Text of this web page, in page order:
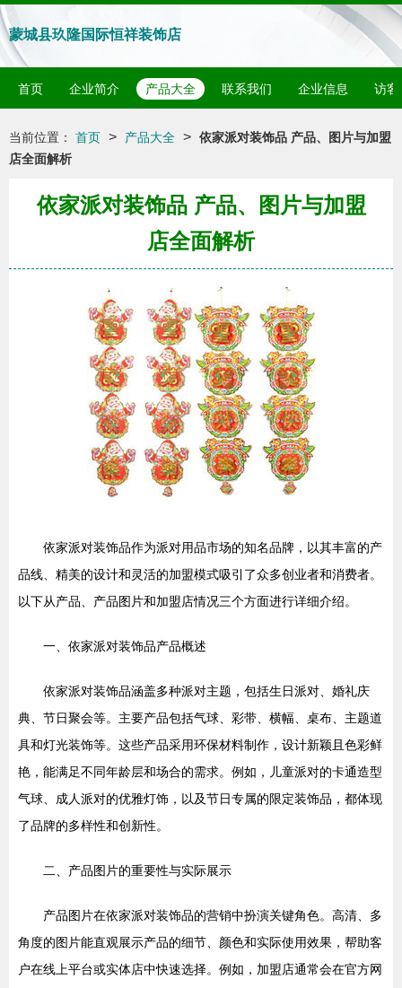
蒙城县玖隆国际恒祥装饰店
首页 企业简介 产品大全 联系我们 企业信息 访客
当前位置： 首页 > 产品大全 > 依家派对装饰品 产品、图片与加盟
店全面解析
依家派对装饰品 产品、图片与加盟
店全面解析
依家派对装饰品作为派对用品市场的知名品牌，以其丰富的产
品线、精美的设计和灵活的加盟模式吸引了众多创业者和消费者。
以下从产品、产品图片和加盟店情况三个方面进行详细介绍。
一、依家派对装饰品产品概述
依家派对装饰品涵盖多种派对主题，包括生日派对、婚礼庆
典、节日聚会等。主要产品包括气球、彩带、横幅、桌布、主题道
具和灯光装饰等。这些产品采用环保材料制作，设计新颖且色彩鲜
艳，能满足不同年龄层和场合的需求。例如，儿童派对的卡通造型
气球、成人派对的优雅灯饰，以及节日专属的限定装饰品，都体现
了品牌的多样性和创新性。
二、产品图片的重要性与实际展示
产品图片在依家派对装饰品的营销中扮演关键角色。高清、多
角度的图片能直观展示产品的细节、颜色和实际使用效果，帮助客
户在线上平台或实体店中快速选择。例如，加盟店通常会在官方网